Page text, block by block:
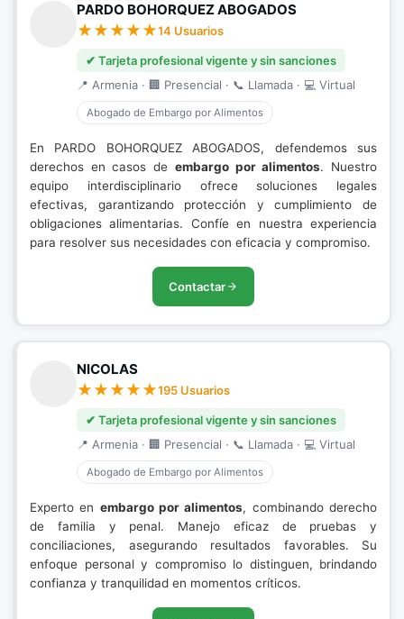
PARDO BOHORQUEZ ABOGADOS
14 Usuarios
✔ Tarjeta profesional vigente y sin sanciones
📍 Armenia · 🏢 Presencial · 📞 Llamada · 💻 Virtual
Abogado de Embargo por Alimentos
En PARDO BOHORQUEZ ABOGADOS, defendemos sus
derechos en casos de embargo por alimentos. Nuestro
equipo interdisciplinario ofrece soluciones legales
efectivas, garantizando protección y cumplimiento de
obligaciones alimentarias. Confíe en nuestra experiencia
para resolver sus necesidades con eficacia y compromiso.
Contactar
NICOLAS
195 Usuarios
✔ Tarjeta profesional vigente y sin sanciones
📍 Armenia · 🏢 Presencial · 📞 Llamada · 💻 Virtual
Abogado de Embargo por Alimentos
Experto en embargo por alimentos, combinando derecho
de familia y penal. Manejo eficaz de pruebas y
conciliaciones, asegurando resultados favorables. Su
enfoque personal y compromiso lo distinguen, brindando
confianza y tranquilidad en momentos críticos.